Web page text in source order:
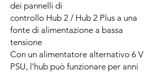
dei pannelli di
controllo Hub 2 / Hub 2 Plus a una
fonte di alimentazione a bassa
tensione
Con un alimentatore alternativo 6 V
PSU, l'hub può funzionare per anni